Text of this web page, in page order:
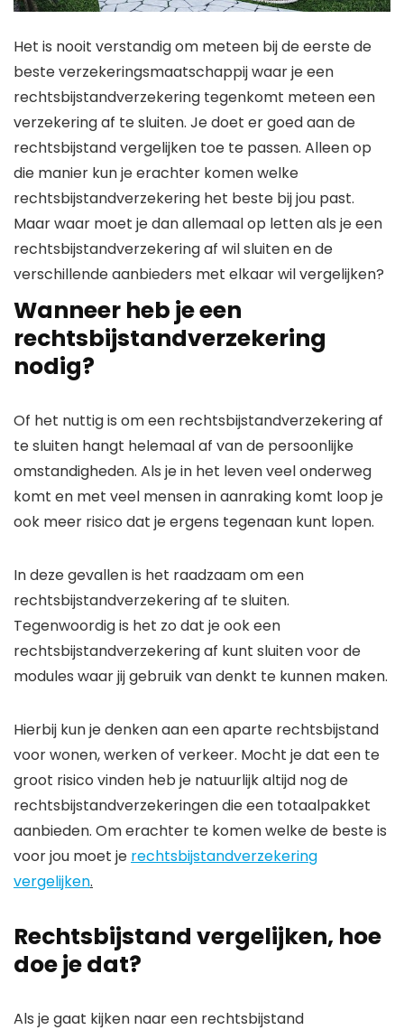
Het is nooit verstandig om meteen bij de eerste de
beste verzekeringsmaatschappij waar je een
rechtsbijstandverzekering tegenkomt meteen een
verzekering af te sluiten. Je doet er goed aan de
rechtsbijstand vergelijken toe te passen. Alleen op
die manier kun je erachter komen welke
rechtsbijstandverzekering het beste bij jou past.
Maar waar moet je dan allemaal op letten als je een
rechtsbijstandverzekering af wil sluiten en de
verschillende aanbieders met elkaar wil vergelijken?
Wanneer heb je een
rechtsbijstandverzekering
nodig?
Of het nuttig is om een rechtsbijstandverzekering af
te sluiten hangt helemaal af van de persoonlijke
omstandigheden. Als je in het leven veel onderweg
komt en met veel mensen in aanraking komt loop je
ook meer risico dat je ergens tegenaan kunt lopen.
In deze gevallen is het raadzaam om een
rechtsbijstandverzekering af te sluiten.
Tegenwoordig is het zo dat je ook een
rechtsbijstandverzekering af kunt sluiten voor de
modules waar jij gebruik van denkt te kunnen maken.
Hierbij kun je denken aan een aparte rechtsbijstand
voor wonen, werken of verkeer. Mocht je dat een te
groot risico vinden heb je natuurlijk altijd nog de
rechtsbijstandverzekeringen die een totaalpakket
aanbieden. Om erachter te komen welke de beste is
voor jou moet je rechtsbijstandverzekering
vergelijken.
Rechtsbijstand vergelijken, hoe
doe je dat?
Als je gaat kijken naar een rechtsbijstand